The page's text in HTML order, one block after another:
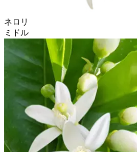
ネロリ
ミドル